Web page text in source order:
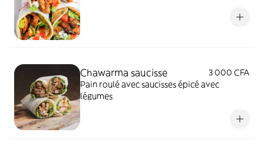
Chawarma saucisse
3 000 CFA
Pain roulé avec saucisses épicé avec
légumes